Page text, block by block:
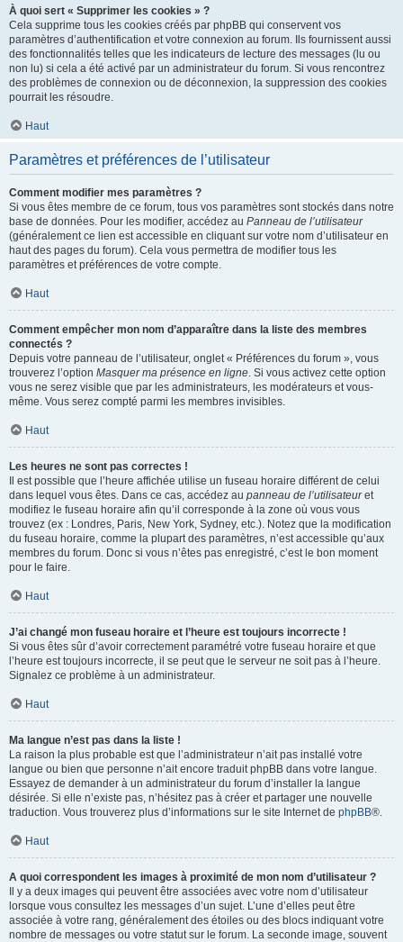
À quoi sert « Supprimer les cookies » ?
Cela supprime tous les cookies créés par phpBB qui conservent vos
paramètres d’authentification et votre connexion au forum. Ils fournissent aussi
des fonctionnalités telles que les indicateurs de lecture des messages (lu ou
non lu) si cela a été activé par un administrateur du forum. Si vous rencontrez
des problèmes de connexion ou de déconnexion, la suppression des cookies
pourrait les résoudre.
Haut
Paramètres et préférences de l’utilisateur
Comment modifier mes paramètres ?
Si vous êtes membre de ce forum, tous vos paramètres sont stockés dans notre
base de données. Pour les modifier, accédez au Panneau de l’utilisateur
(généralement ce lien est accessible en cliquant sur votre nom d’utilisateur en
haut des pages du forum). Cela vous permettra de modifier tous les
paramètres et préférences de votre compte.
Haut
Comment empêcher mon nom d’apparaître dans la liste des membres
connectés ?
Depuis votre panneau de l’utilisateur, onglet « Préférences du forum », vous
trouverez l’option Masquer ma présence en ligne. Si vous activez cette option
vous ne serez visible que par les administrateurs, les modérateurs et vous-
même. Vous serez compté parmi les membres invisibles.
Haut
Les heures ne sont pas correctes !
Il est possible que l’heure affichée utilise un fuseau horaire différent de celui
dans lequel vous êtes. Dans ce cas, accédez au panneau de l’utilisateuret
modifiez le fuseau horaire afin qu’il corresponde à la zone où vous vous
trouvez (ex : Londres, Paris, New York, Sydney, etc.). Notez que la modification
du fuseau horaire, comme la plupart des paramètres, n’est accessible qu’aux
membres du forum. Donc si vous n’êtes pas enregistré, c’est le bon moment
pour le faire.
Haut
J’ai changé mon fuseau horaire et l’heure est toujours incorrecte !
Si vous êtes sûr d’avoir correctement paramétré votre fuseau horaire et que
l’heure est toujours incorrecte, il se peut que le serveur ne soit pas à l’heure.
Signalez ce problème à un administrateur.
Haut
Ma langue n’est pas dans la liste !
La raison la plus probable est que l’administrateur n’ait pas installé votre
langue ou bien que personne n’ait encore traduit phpBB dans votre langue.
Essayez de demander à un administrateur du forum d’installer la langue
désirée. Si elle n’existe pas, n’hésitez pas à créer et partager une nouvelle
traduction. Vous trouverez plus d’informations sur le site Internet de phpBB®.
Haut
A quoi correspondent les images à proximité de mon nom d’utilisateur ?
Il y a deux images qui peuvent être associées avec votre nom d’utilisateur
lorsque vous consultez les messages d’un sujet. L’une d’elles peut être
associée à votre rang, généralement des étoiles ou des blocs indiquant votre
nombre de messages ou votre statut sur le forum. La seconde image, souvent